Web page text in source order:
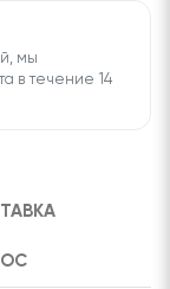
мы
в течение 14